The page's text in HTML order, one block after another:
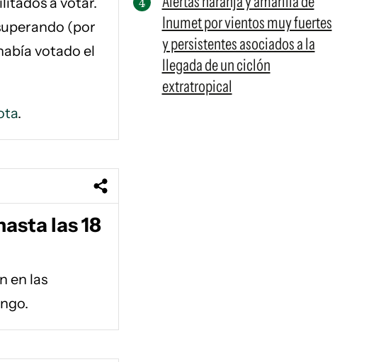
(por
votado el
.
las 18
en las
Inumet por vientos muy fuertes
y persistentes asociados a la
llegada de un ciclón
extratropical